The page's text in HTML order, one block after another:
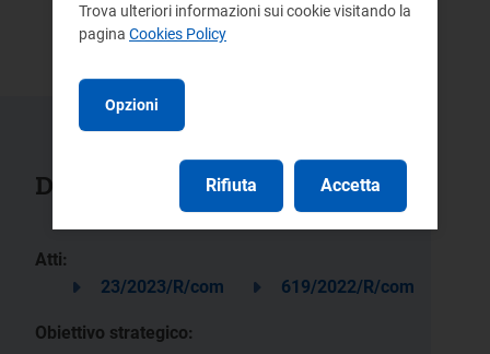
Documenti collegati
Atti:
23/2023/R/com
619/2022/R/com
Obiettivo strategico:
Trova ulteriori informazioni sui cookie visitando la
pagina Cookies Policy
Opzioni
Rifiuta Accetta